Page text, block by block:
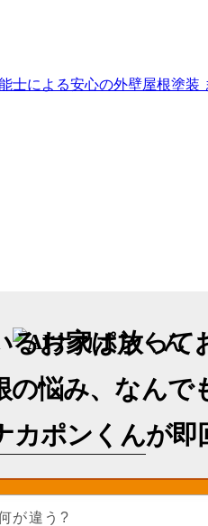
るお家は放って
の悩み、なんで
カポンくんが即